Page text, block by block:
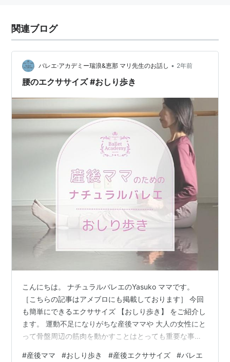
関連ブログ
バレエ·アカデミー瑞浪&恵那 マリ先生のお話し • 2年前
腰のエクササイズ #おしり歩き
こんにちは。 ナチュラルバレエのYasuko ママです。
［こちらの記事はアメブロにも掲載しております］ 今回
も簡単にできるエクササイズ 【おしり歩き】 をご紹介し
ます。 運動不足になりがちな産後ママや 大人の女性にと
って骨盤周辺の筋肉を動かすことはとっても重要な事だ
#産後ママ #おしり歩き #産後エクササイズ #バレエ